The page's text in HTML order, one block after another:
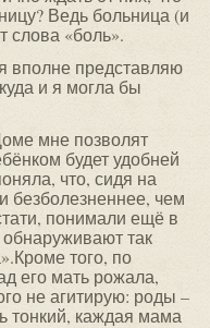
Ведь больница (и
слова «боль».
вполне представляю
и я могла бы
мне позволят
будет удобней
что, сидя на
безболезненнее, чем
понимали ещё в
так
того, по
его мать рожала,
не агитирую: роды –
тонкий, каждая мама